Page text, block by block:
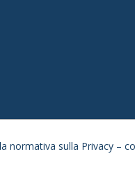
normativa sulla Privacy –